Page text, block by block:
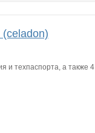
и техпаспорта, а также 4